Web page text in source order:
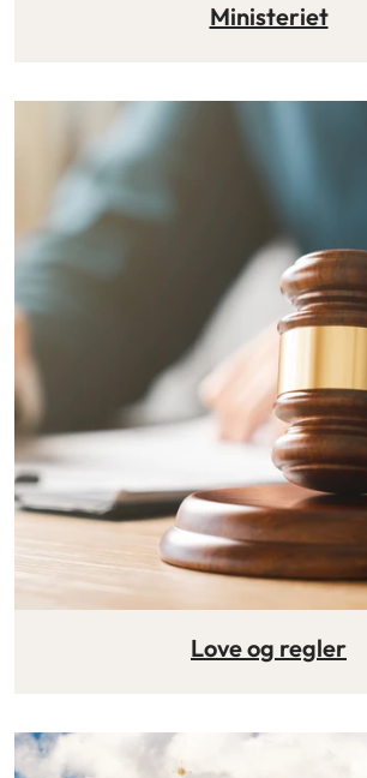
Ministeriet
Love og regler